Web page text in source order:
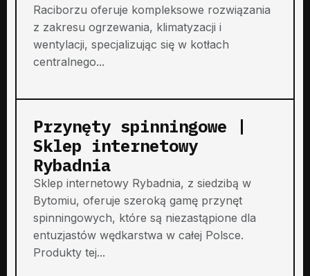
Raciborzu oferuje kompleksowe rozwiązania
z zakresu ogrzewania, klimatyzacji i
wentylacji, specjalizując się w kotłach
centralnego...
Przynęty spinningowe |
Sklep internetowy
Rybadnia
Sklep internetowy Rybadnia, z siedzibą w
Bytomiu, oferuje szeroką gamę przynęt
spinningowych, które są niezastąpione dla
entuzjastów wędkarstwa w całej Polsce.
Produkty tej...